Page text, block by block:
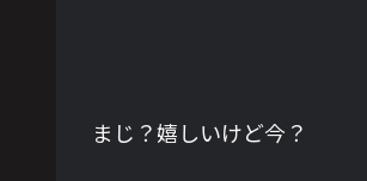
まじ？嬉しいけど今？